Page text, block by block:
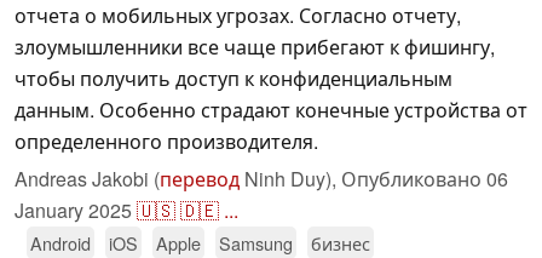
отчета о мобильных угрозах. Согласно отчету,
злоумышленники все чаще прибегают к фишингу,
чтобы получить доступ к конфиденциальным
данным. Особенно страдают конечные устройства от
определенного производителя.
Andreas Jakobi (перевод Ninh Duy), Опубликовано 06
January 2025🇺🇸🇩🇪 ...
Android iOS Apple Samsung бизнес